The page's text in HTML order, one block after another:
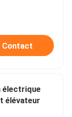
Contact
électrique
élévateur